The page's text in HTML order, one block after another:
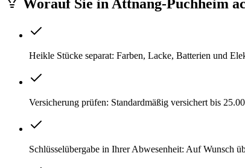
Worauf Sie in Attnang-Puchheim
Heikle Stücke separat: Farben, Lacke, Batterien und
Versicherung prüfen: Standardmäßig versichert bis
Schlüsselübergabe in Ihrer Abwesenheit: Auf Wunsch